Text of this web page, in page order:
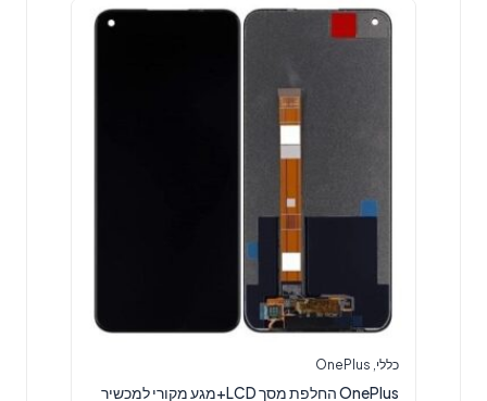
כללי OnePlus
OnePlus החלפת מסך LCD+מגע מקורי למכשיר